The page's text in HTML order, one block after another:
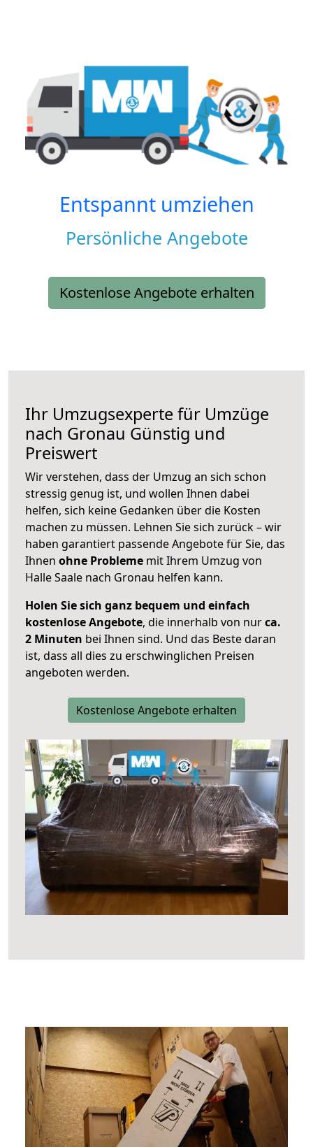
Entspannt umziehen
Persönliche Angebote
Kostenlose Angebote erhalten
Ihr Umzugsexperte für Umzüge
nach Gronau Günstig und
Preiswert
Wir verstehen, dass der Umzug an sich schon
stressig genug ist, und wollen Ihnen dabei
helfen, sich keine Gedanken über die Kosten
machen zu müssen. Lehnen Sie sich zurück – wir
haben garantiert passende Angebote für Sie, das
Ihnen ohne Probleme mit Ihrem Umzug von
Halle Saale nach Gronau helfen kann.
Holen Sie sich ganz bequem und einfach
kostenlose Angebote, die innerhalb von nurca.
2 Minuten bei Ihnen sind. Und das Beste daran
ist, dass all dies zu erschwinglichen Preisen
angeboten werden.
Kostenlose Angebote erhalten